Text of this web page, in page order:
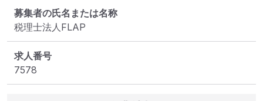
募集者の氏名または名称
税理士法人FLAP
求人番号
7578